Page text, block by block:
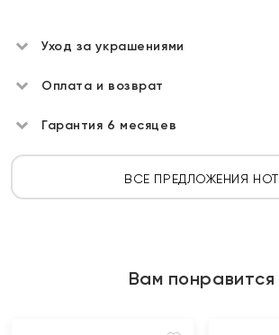
Уход за украшениями
Оплата и возврат
Гарантия 6 месяцев
ВСЕ ПРЕДЛОЖЕНИЯ HOT
Вам понравится